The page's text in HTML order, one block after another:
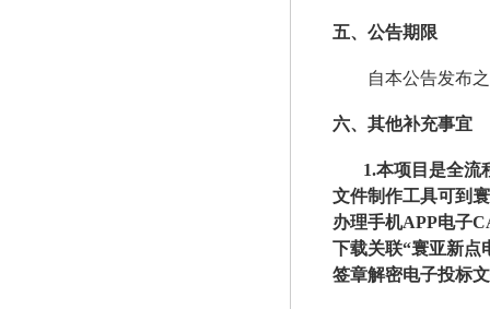
五、公告期限
自本公告发布
六、其他补充事宜
1.本项目是全流
文件制作工具可到
办理手机APP电子
下载关联“寰亚新点
签章解密电子投标